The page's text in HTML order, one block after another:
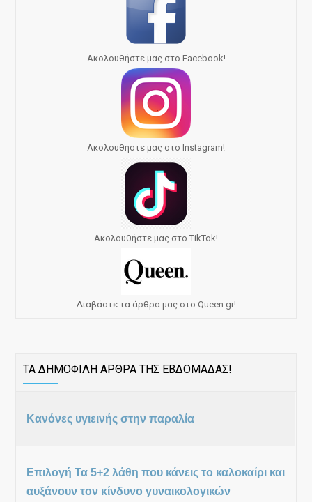
Ακολουθήστε μας στο Facebook!
Ακολουθήστε μας στο Instagram!
Ακολουθήστε μας στο TikTok!
Διαβάστε τα άρθρα μας στο Queen.gr!
ΤΑ ΔΗΜΟΦΙΛΗ ΑΡΘΡΑ ΤΗΣ ΕΒΔΟΜΑΔΑΣ!
Κανόνες υγιεινής στην παραλία
Επιλογή Τα 5+2 λάθη που κάνεις το καλοκαίρι και
αυξάνουν τον κίνδυνο γυναικολογικών